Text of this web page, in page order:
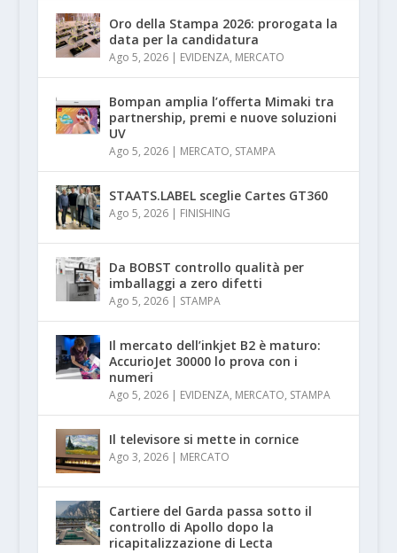
Oro della Stampa 2026: prorogata la
data per la candidatura
Ago 5, 2026| EVIDENZA, MERCATO
Bompan amplia l’offerta Mimaki tra
partnership, premi e nuove soluzioni
UV
Ago 5, 2026| MERCATO, STAMPA
STAATS.LABEL sceglie Cartes GT360
Ago 5, 2026| FINISHING
Da BOBST controllo qualità per
imballaggi a zero difetti
Ago 5, 2026| STAMPA
Il mercato dell’inkjet B2 è maturo:
AccurioJet 30000 lo prova con i
numeri
Ago 5, 2026| EVIDENZA, MERCATO, STAMPA
Il televisore si mette in cornice
Ago 3, 2026| MERCATO
Cartiere del Garda passa sotto il
controllo di Apollo dopo la
ricapitalizzazione di Lecta